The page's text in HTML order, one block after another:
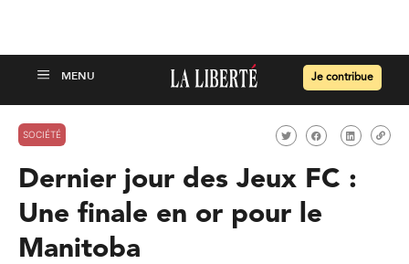
Je contribue
SOCIÉTÉ
Dernier jour des Jeux FC :
Une finale en or pour le
Manitoba